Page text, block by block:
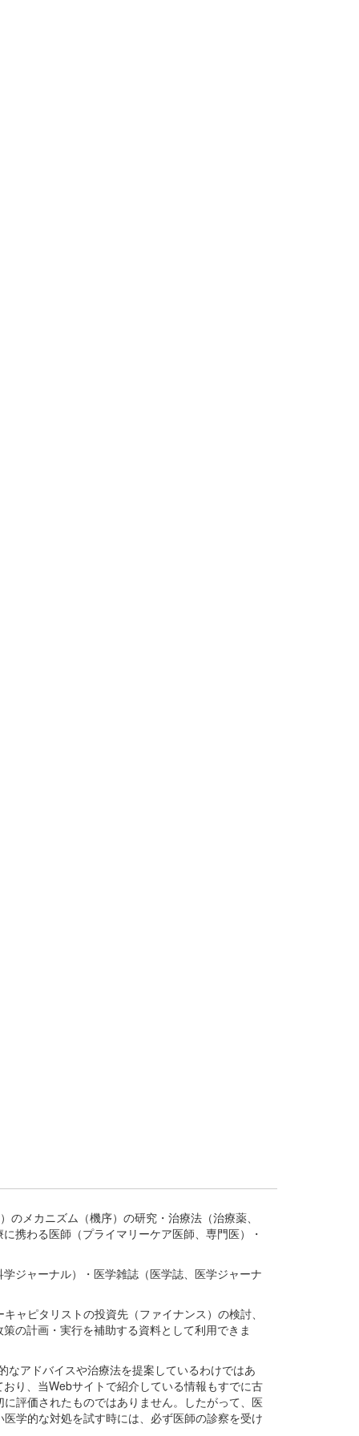
メカニズム（機序）の研究・治療法（治療薬、
携わる医師（プライマリーケア医師、専門医）・
ジャーナル）・医学雑誌（医学誌、医学ジャーナ
ャピタリストの投資先（ファイナンス）の検討、
の計画・実行を補助する資料として利用できま
アドバイスや治療法を提案しているわけではあ
り、当Webサイトで紹介している情報もすでに古
評価されたものではありません。したがって、医
学的な対処を試す時には、必ず医師の診察を受け